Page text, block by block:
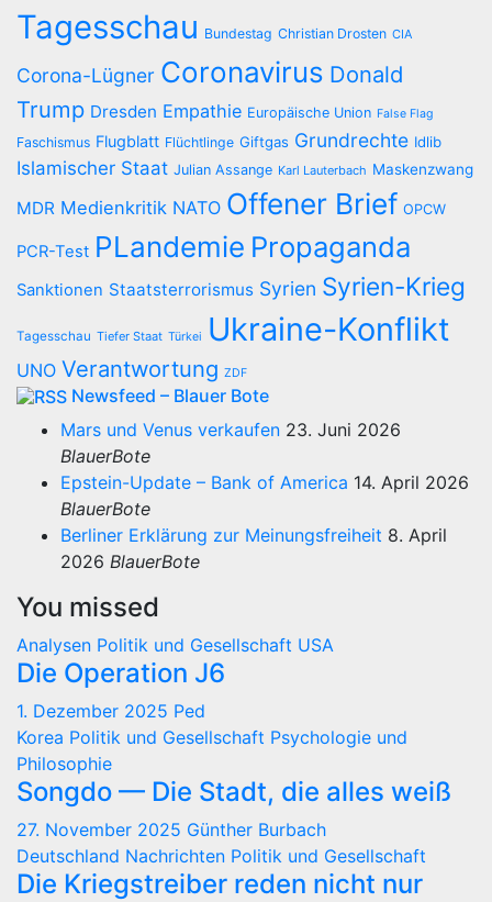
Tagesschau Bundestag Christian Drosten CIA
Corona-Lügner Coronavirus Donald
Trump Dresden Empathie Europäische Union False Flag
Faschismus Flugblatt Flüchtlinge Giftgas Grundrechte Idlib
Islamischer Staat Julian Assange Karl Lauterbach Maskenzwang
MDR Medienkritik NATO Offener Brief OPCW
PCR-Test PLandemie Propaganda
Sanktionen Staatsterrorismus Syrien Syrien-Krieg
Tagesschau Tiefer Staat Türkei Ukraine-Konflikt
UNO Verantwortung ZDF
Newsfeed – Blauer Bote
Mars und Venus verkaufen 23. Juni 2026
BlauerBote
Epstein-Update – Bank of America 14. April 2026
BlauerBote
Berliner Erklärung zur Meinungsfreiheit 8. April
2026 BlauerBote
You missed
Analysen Politik und Gesellschaft USA
Die Operation J6
1. Dezember 2025 Ped
Korea Politik und Gesellschaft Psychologie und
Philosophie
Songdo — Die Stadt, die alles weiß
27. November 2025 Günther Burbach
Deutschland Nachrichten Politik und Gesellschaft
Die Kriegstreiber reden nicht nur